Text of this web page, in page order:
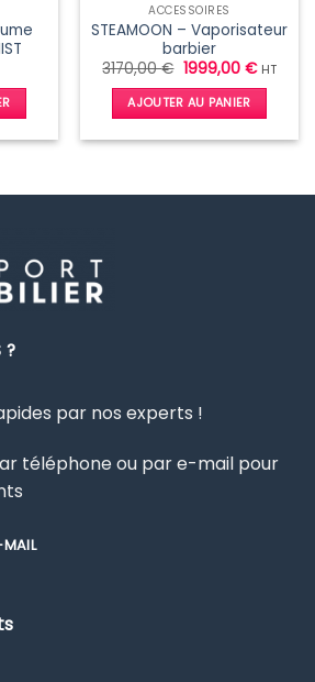
ACCESSOIRES
STEAMOON – Vaporisateur
barbier
3170,00€ Le
initial
était :
3170,00 €.
1999,00 €Le
actuel
est :
HT
AJOUTER AU PANIER
?
par nos experts !
téléphone ou par e-mail pour
MAIL